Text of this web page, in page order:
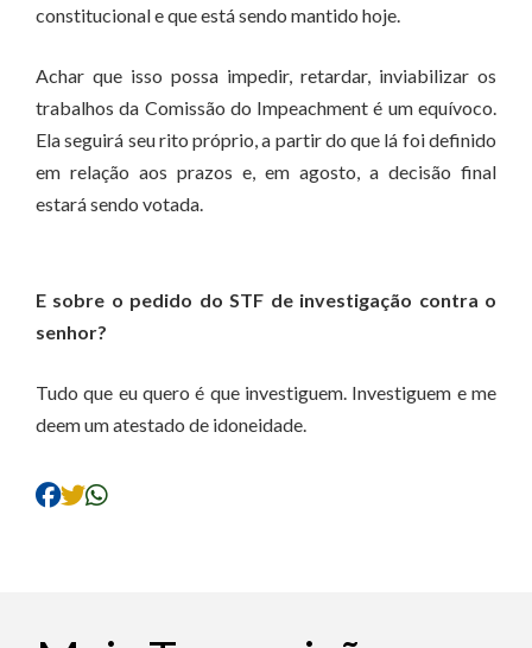
constitucional e que está sendo mantido hoje.
Achar que isso possa impedir, retardar, inviabilizar os
trabalhos da Comissão do Impeachment é um equívoco.
Ela seguirá seu rito próprio, a partir do que lá foi definido
em relação aos prazos e, em agosto, a decisão final
estará sendo votada.
E sobre o pedido do STF de investigação contra o
senhor?
Tudo que eu quero é que investiguem. Investiguem e me
deem um atestado de idoneidade.